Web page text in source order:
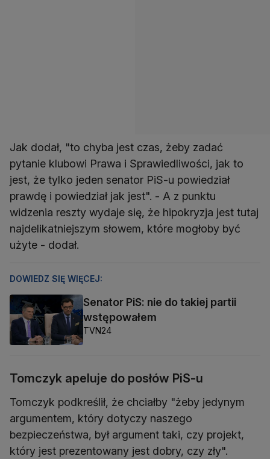
Jak dodał, "to chyba jest czas, żeby zadać
pytanie klubowi Prawa i Sprawiedliwości, jak to
jest, że tylko jeden senator PiS-u powiedział
prawdę i powiedział jak jest". - A z punktu
widzenia reszty wydaje się, że hipokryzja jest tutaj
najdelikatniejszym słowem, które mogłoby być
użyte - dodał.
DOWIEDZ SIĘ WIĘCEJ:
Senator PiS: nie do takiej partii
wstępowałem
TVN24
Tomczyk apeluje do posłów PiS-u
Tomczyk podkreślił, że chciałby "żeby jedynym
argumentem, który dotyczy naszego
bezpieczeństwa, był argument taki, czy projekt,
który jest prezentowany jest dobry, czy zły".